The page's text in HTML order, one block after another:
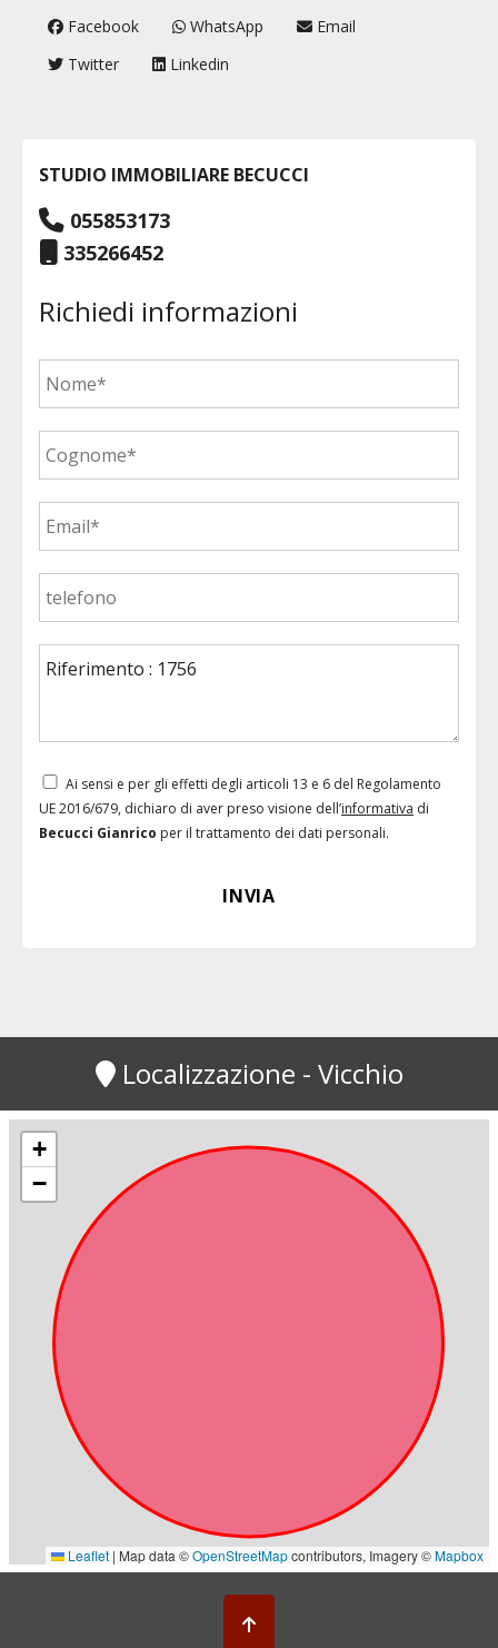
Facebook WhatsApp
Email
Twitter
Linkedin
STUDIO IMMOBILIARE BECUCCI
055853173
335266452
Richiedi informazioni
Ai sensi e per gli effetti degli articoli 13 e 6 del Regolamento
UE 2016/679, dichiaro di aver preso visione dell’informativa di
Becucci Gianrico per il trattamento dei dati personali.
Localizzazione - Vicchio